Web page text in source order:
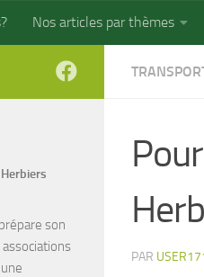
Nos articles par thèmes
PAR
son